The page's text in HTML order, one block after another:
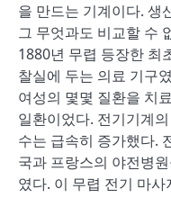
을 만드는 기계이다. 생
그 무엇과도 비교할 수
1880년 무렵 등장한 최
찰실에 두는 의료 기구
여성의 몇몇 질환을 치
일환이었다. 전기기계
수는 급속히 증가했다.
국과 프랑스의 야전병
였다. 이 무렵 전기 마